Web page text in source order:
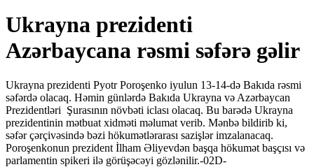
Ukrayna prezidenti
Azərbaycana rəsmi səfərə gəlir
Ukrayna prezidenti Pyotr Poroşenko iyulun 13-14-də Bakıda rəsmi
səfərdə olacaq. Həmin günlərdə Bakıda Ukrayna və Azərbaycan
Prezidentləri Şurasının növbəti iclası olacaq. Bu barədə Ukrayna
prezidentinin mətbuat xidməti məlumat verib. Mənbə bildirib ki,
səfər çərçivəsində bəzi hökumətlərarası sazişlər imzalanacaq.
Poroşenkonun prezident İlham Əliyevdən başqa hökumət başçısı və
parlamentin spikeri ilə görüşəcəyi gözlənilir.-02D-